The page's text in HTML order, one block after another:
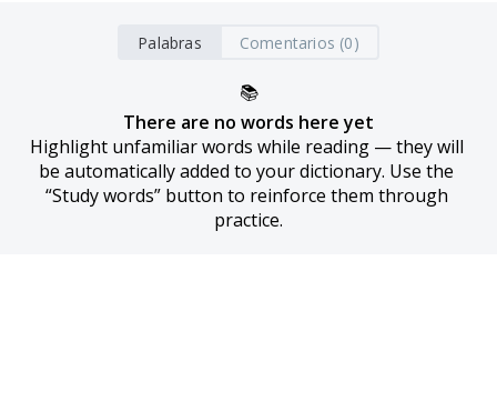
Palabras Comentarios (0)
📚
There are no words here yet
Highlight unfamiliar words while reading — they will
be automatically added to your dictionary. Use the
“Study words” button to reinforce them through
practice.